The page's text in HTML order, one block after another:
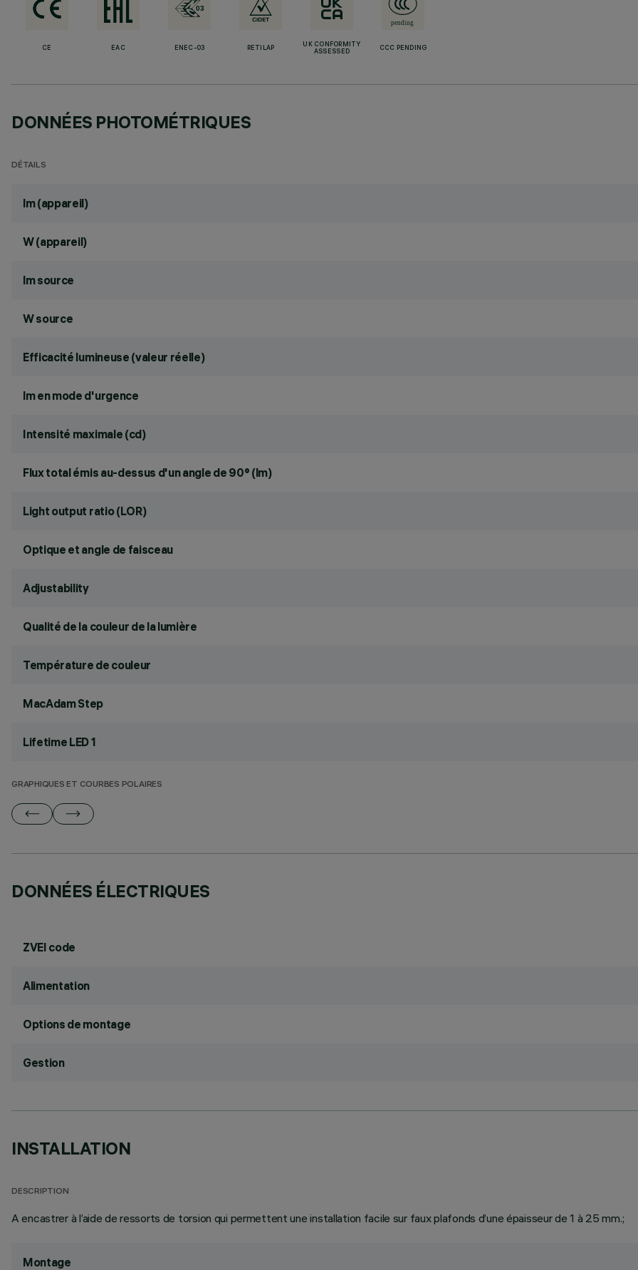
CE EAC ENEC-03 RETILAP
UK CONFORMITY
ASSESSED
CCC PENDING
DONNÉES PHOTOMÉTRIQUES
DÉTAILS
lm (appareil)
W (appareil)
lm source
W source
Efficacité lumineuse (valeur réelle)
lm en mode d'urgence
Intensité maximale (cd)
Flux total émis au-dessus d'un angle de 90° (lm)
Light output ratio (LOR)
Optique et angle de faisceau
Adjustability
Qualité de la couleur de la lumière
Température de couleur
MacAdam Step
Lifetime LED 1
GRAPHIQUES ET COURBES POLAIRES
DONNÉES ÉLECTRIQUES
ZVEI code
Alimentation
Options de montage
Gestion
INSTALLATION
DESCRIPTION
A encastrer à l’aide de ressorts de torsion qui permettent une installation facile sur faux plafonds d’une épaisseur de 1 à 25 mm.;
Montage